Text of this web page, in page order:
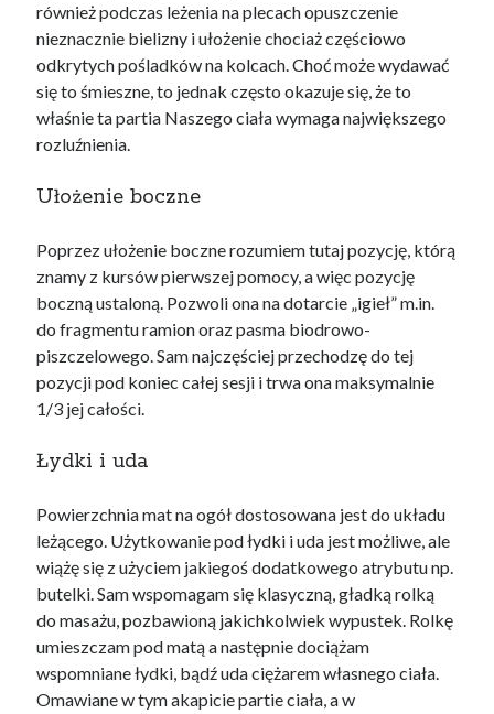
również podczas leżenia na plecach opuszczenie
nieznacznie bielizny i ułożenie chociaż częściowo
odkrytych pośladków na kolcach. Choć może wydawać
się to śmieszne, to jednak często okazuje się, że to
właśnie ta partia Naszego ciała wymaga największego
rozluźnienia.
Ułożenie boczne
Poprzez ułożenie boczne rozumiem tutaj pozycję, którą
znamy z kursów pierwszej pomocy, a więc pozycję
boczną ustaloną. Pozwoli ona na dotarcie „igieł” m.in.
do fragmentu ramion oraz pasma biodrowo-
piszczelowego. Sam najczęściej przechodzę do tej
pozycji pod koniec całej sesji i trwa ona maksymalnie
1/3 jej całości.
Łydki i uda
Powierzchnia mat na ogół dostosowana jest do układu
leżącego. Użytkowanie pod łydki i uda jest możliwe, ale
wiążę się z użyciem jakiegoś dodatkowego atrybutu np.
butelki. Sam wspomagam się klasyczną, gładką rolką
do masażu, pozbawioną jakichkolwiek wypustek. Rolkę
umieszczam pod matą a następnie dociążam
wspomniane łydki, bądź uda ciężarem własnego ciała.
Omawiane w tym akapicie partie ciała, a w